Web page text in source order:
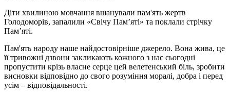
Діти хвилиною мовчання вшанували пам'ять жертв
Голодоморів, запалили «Свічу Пам’яті» та поклали стрічку
Пам’яті.
Пам'ять народу наше найдостовірніше джерело. Вона жива, це
її тривожні дзвони закликають кожного з нас сьогодні
пропустити крізь власне серце цей велетенський біль, зробити
висновки відповідно до свого розуміння моралі, добра і перед
усім – відповідальності.